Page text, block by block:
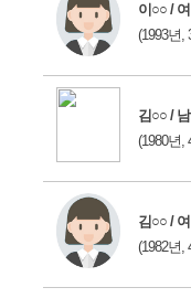
이○○ / 여
(1993년,
김○○ / 남
(1980년,
김○○ / 여
(1982년,